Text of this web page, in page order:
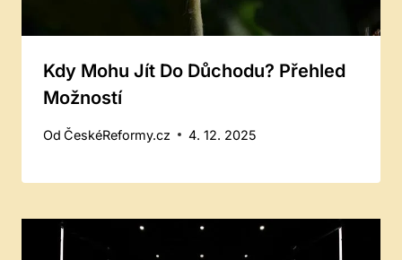
Kdy Mohu Jít Do Důchodu? Přehled
Možností
Od ČeskéReformy.cz 4. 12. 2025